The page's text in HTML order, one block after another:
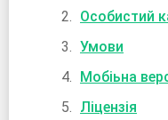
Особистий
Умови
Мобіьна
Ліцензія